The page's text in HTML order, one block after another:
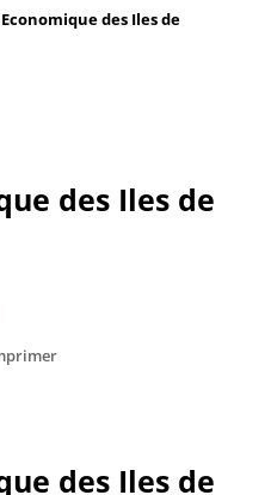
des Iles de
des Iles de
des Iles de